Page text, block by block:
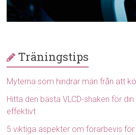
Träningstips
Myterna som hindrar män från att
Hitta den bästa VLCD-shaken för
effektivt
5 viktiga aspekter om förarbevis